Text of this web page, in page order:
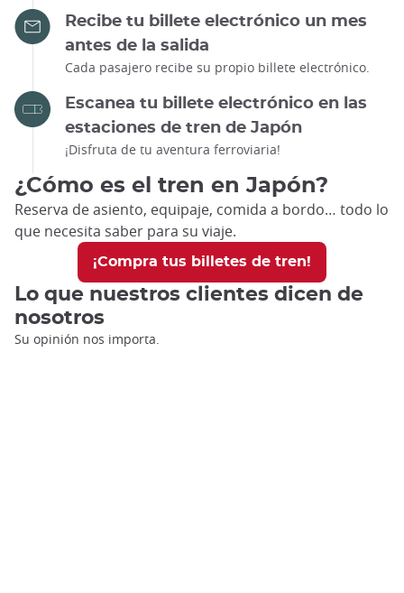
Recibe tu billete electrónico un mes
antes de la salida
Cada pasajero recibe su propio billete electrónico.
Escanea tu billete electrónico en las
estaciones de tren de Japón
¡Disfruta de tu aventura ferroviaria!
¿Cómo es el tren en Japón?
Reserva de asiento, equipaje, comida a bordo… todo lo
que necesita saber para su viaje.
¡Compra tus billetes de tren!
Lo que nuestros clientes dicen de
nosotros
Su opinión nos importa.